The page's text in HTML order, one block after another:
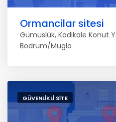
Ormancilar sitesi
Gümüslük, Kadikale Konut
Bodrum/Mugla
GÜVENLIKLI SITE